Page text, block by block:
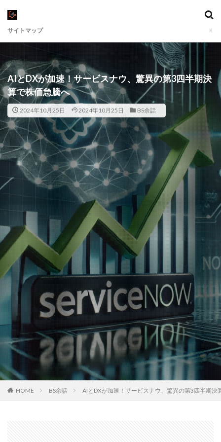
サイトマップ
AIとDXが加速！サービスナウ、驚異の第3四半期決
算で株価急騰へ
2024年10月25日 2024年10月25日 BS余話
HOME BS余話 AIとDXが加速！サービスナウ、驚異の第3四半期決